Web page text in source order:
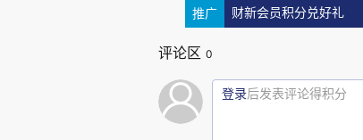
的歧视待遇。但无奈的是
置。为保障中国投资者的权
成双边投资协定，一方面
推广 财新会员积分兑好礼
评论区 0
登录后发表评论得积分